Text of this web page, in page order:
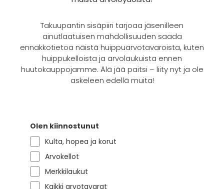
Takuupantin sisäpiiri tarjoaa jäsenilleen
ainutlaatuisen mahdollisuuden saada
ennakkotietoa näistä huippuarvotavaroista, kuten
huippukelloista ja arvolaukuista ennen
huutokauppojamme. Älä jää paitsi – liity nyt ja ole
askeleen edellä muita!
Olen kiinnostunut
Kulta, hopea ja korut
Arvokellot
Merkkilaukut
Kaikki arvotavarat